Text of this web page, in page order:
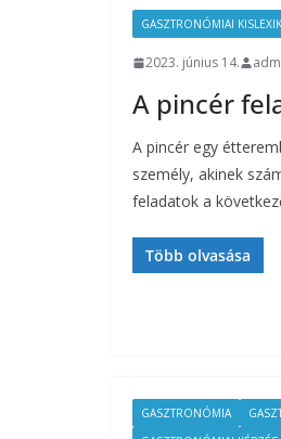
GASZTRONÓMIAI
2023. június 14.
A pincér
A pincér egy
személy, akinek
feladatok a
Több olvasása
GASZTRONÓMIA